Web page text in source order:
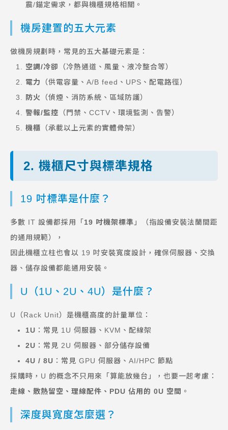
震/錨定需求，都與機櫃規格相關。
機房建置的五大元素
做機房規劃時，常見的五大基礎元素是：
空調/冷卻
（冷熱通道、風量、液冷整合等）
電力
（供電容量、A/B feed、UPS、配電路徑）
防火
（偵煙、消防系統、區域防護）
警報/監控 （門禁、CCTV、環境監測、告警）
機櫃 （承載以上元素的實體骨架）
2. 機櫃尺寸與標準規格
19 吋標準是什麼？
多數 IT 設備都採用「 19 吋機架標準 」（指設備安裝法蘭間距
的通用規範），
因此機櫃立柱也會以 19 吋安裝寬度設計，確保伺服器、交換
器、儲存設備都能通用安裝。
U（1U、2U、4U）是什麼？
U（Rack Unit）是機櫃高度的計量單位：
1U ：常見 1U 伺服器、KVM、配線架
2U ：常見 2U 伺服器、部分儲存設備
4U / 8U ：常見 GPU 伺服器、AI/HPC 節點
採購時，U 的概念不只用來「算能放幾台」，也要一起考慮：
走線、散熱留空、理線配件、PDU 佔用的 0U 空間 。
深度與寬度怎麼選？